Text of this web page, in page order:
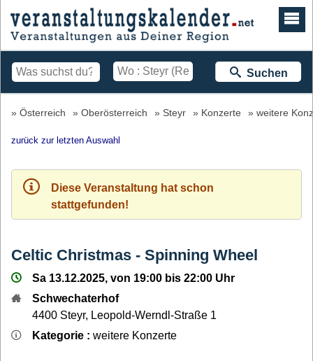
Suchen
Österreich Oberösterreich Steyr Konzerte weitere
zurück zur letzten Auswahl
Diese Veranstaltung hat schon
stattgefunden!
Celtic Christmas - Spinning Wheel
Sa 13.12.2025, von 19:00 bis 22:00 Uhr
Schwechaterhof
4400 Steyr, Leopold-Werndl-Straße 1
Kategorie : weitere Konzerte